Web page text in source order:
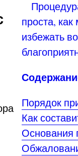
проста,
избежать
Порядок
Как
Основания